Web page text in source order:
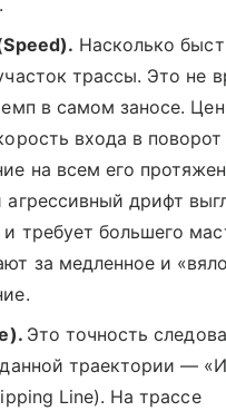
Насколько
трассы. Это не
в самом заносе.
входа в
на всем его
дрифт
требует большего
за медленное и
Это точность
траектории —
Line). На трассе